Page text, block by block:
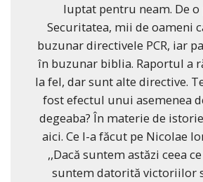
luptat pentru neam. De o
Securitatea, mii de oameni
buzunar directivele PCR, iar
în buzunar biblia. Raportul a
la fel, dar sunt alte directive.
fost efectul unui asemenea
degeaba? În materie de
aici. Ce l-a făcut pe Nicolae
,,Dacă suntem astăzi ceea
suntem datorită victoriilor